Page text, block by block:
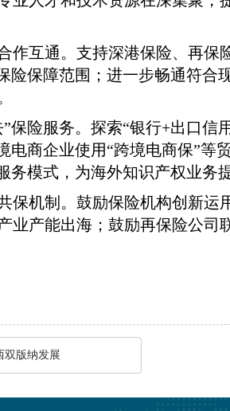
作互通。支持深港保险、再
险保障范围；进一步畅通符
保险服务。探索“银行+出口信
电商企业使用“跨境电商保”
务模式，为海外知识产权业务
保机制。鼓励保险机构创新
业产能出海；鼓励再保险公
双版纳发展